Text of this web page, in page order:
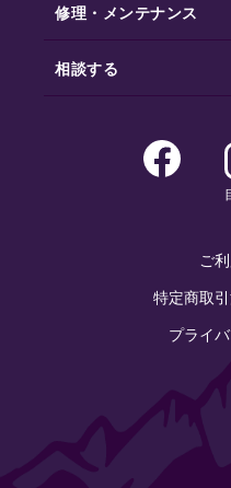
修理・メンテナンス
相談する
ご
特定商取
プライ